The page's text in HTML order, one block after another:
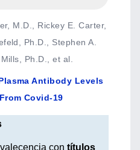
M.D., Rickey E. Carter,
Ph.D., Stephen A.
Ph.D., et al.
Antibody Levels
Covid-19
con títulos